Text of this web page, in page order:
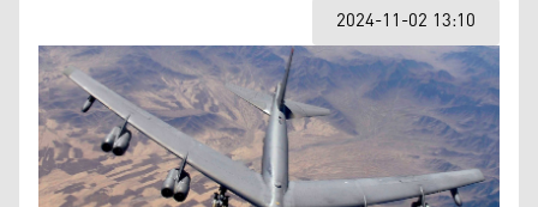
2024-11-02 13:10